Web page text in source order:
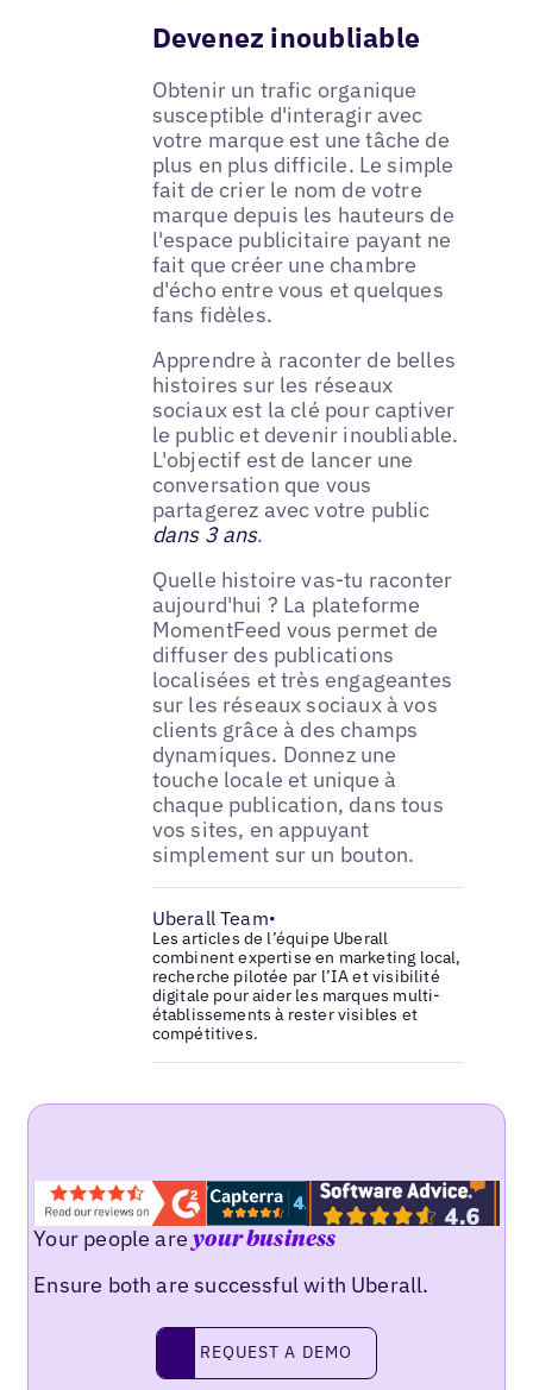
Devenez inoubliable
Obtenir un trafic organique
susceptible d'interagir avec
votre marque est une tâche de
plus en plus difficile. Le simple
fait de crier le nom de votre
marque depuis les hauteurs de
l'espace publicitaire payant ne
fait que créer une chambre
d'écho entre vous et quelques
fans fidèles.
Apprendre à raconter de belles
histoires sur les réseaux
sociaux est la clé pour captiver
le public et devenir inoubliable.
L'objectif est de lancer une
conversation que vous
partagerez avec votre public
dans 3 ans.
Quelle histoire vas-tu raconter
aujourd'hui ? La plateforme
MomentFeed vous permet de
diffuser des publications
localisées et très engageantes
sur les réseaux sociaux à vos
clients grâce à des champs
dynamiques. Donnez une
touche locale et unique à
chaque publication, dans tous
vos sites, en appuyant
simplement sur un bouton.
Uberall Team•
Les articles de l’équipe Uberall
combinent expertise en marketing local,
recherche pilotée par l’IA et visibilité
digitale pour aider les marques multi-
établissements à rester visibles et
compétitives.
Your people areyour business
Ensure both are successful with Uberall.
Request a demo
REQUEST A DEMO